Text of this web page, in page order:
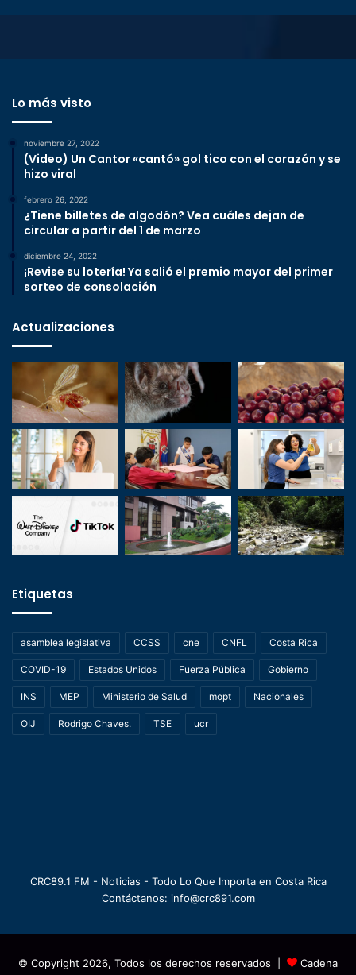
Lo más visto
noviembre 27, 2022
(Video) Un Cantor «cantó» gol tico con el corazón y se
hizo viral
febrero 26, 2022
¿Tiene billetes de algodón? Vea cuáles dejan de
circular a partir del 1 de marzo
diciembre 24, 2022
¡Revise su lotería! Ya salió el premio mayor del primer
sorteo de consolación
Actualizaciones
Etiquetas
asamblea legislativa CCSS cne CNFL Costa Rica
COVID-19 Estados Unidos Fuerza Pública Gobierno
INS MEP Ministerio de Salud mopt Nacionales
OIJ Rodrigo Chaves. TSE ucr
CRC89.1 FM - Noticias - Todo Lo Que Importa en Costa Rica
Contáctanos: info@crc891.com
© Copyright 2026, Todos los derechos reservados | Cadena